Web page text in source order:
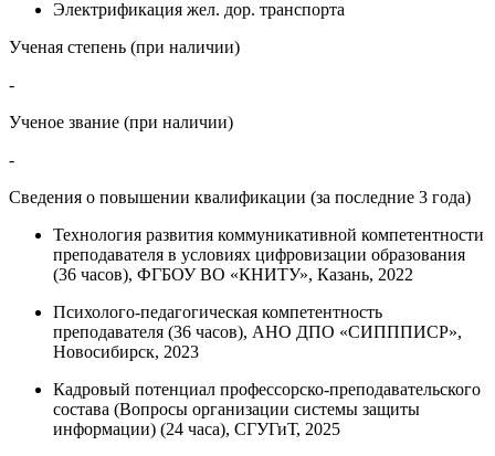
Электрификация жел. дор. транспорта
Ученая степень (при наличии)
-
Ученое звание (при наличии)
-
Сведения о повышении квалификации (за последние 3 года)
Технология развития коммуникативной компетентности
преподавателя в условиях цифровизации образования
(36 часов), ФГБОУ ВО «КНИТУ», Казань, 2022
Психолого-педагогическая компетентность
преподавателя (36 часов), АНО ДПО «СИПППИСР»,
Новосибирск, 2023
Кадровый потенциал профессорско-преподавательского
состава (Вопросы организации системы защиты
информации) (24 часа), СГУГиТ, 2025